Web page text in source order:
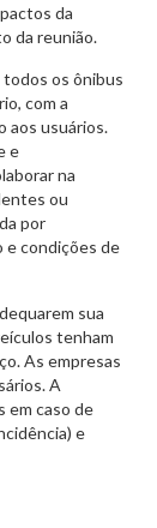
da
da reunião.
os ônibus
com a
aos usuários.
e
na
ou
por
e condições de
sua
tenham
As empresas
A
em caso de
e